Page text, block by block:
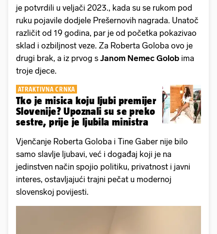
je potvrdili u veljači 2023., kada su se rukom pod
ruku pojavile dodjele Prešernovih nagrada. Unatoč
različit od 19 godina, par je od početka pokazivao
sklad i ozbiljnost veze. Za Roberta Goloba ovo je
drugi brak, a iz prvog s Janom Nemec Golob ima
troje djece.
ATRAKTIVNA CRNKA
Tko je misica koju ljubi premijer
Slovenije? Upoznali su se preko
sestre, prije je ljubila ministra
Vjenčanje Roberta Goloba i Tine Gaber nije bilo
samo slavlje ljubavi, već i događaj koji je na
jedinstven način spojio politiku, privatnost i javni
interes, ostavljajući trajni pečat u modernoj
slovenskoj povijesti.